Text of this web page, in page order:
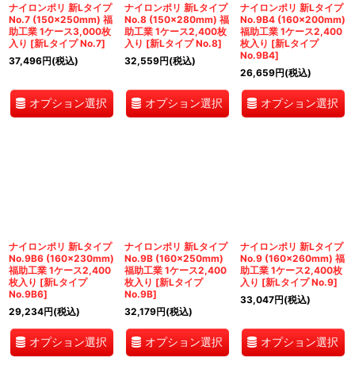
ナイロンポリ 新Lタイプ
No.7 (150×250mm) 福
助工業 1ケース3,000枚
入り [新Lタイプ No.7]
37,496円(税込)
オプション選択
ナイロンポリ 新Lタイプ
No.8 (150×280mm) 福
助工業 1ケース2,400枚
入り [新Lタイプ No.8]
32,559円(税込)
オプション選択
ナイロンポリ 新Lタイプ
No.9B4 (160×200mm)
福助工業 1ケース2,400
枚入り [新Lタイプ
No.9B4]
26,659円(税込)
オプション選択
ナイロンポリ 新Lタイプ
No.9B6 (160×230mm)
福助工業 1ケース2,400
枚入り [新Lタイプ
No.9B6]
29,234円(税込)
オプション選択
ナイロンポリ 新Lタイプ
No.9B (160×250mm)
福助工業 1ケース2,400
枚入り [新Lタイプ
No.9B]
32,179円(税込)
オプション選択
ナイロンポリ 新Lタイプ
No.9 (160×260mm) 福
助工業 1ケース2,400枚
入り [新Lタイプ No.9]
33,047円(税込)
オプション選択